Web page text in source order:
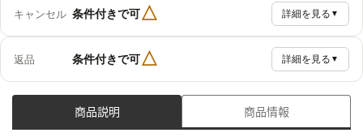
キャンセル 条件付きで可△ 詳細を見る ▼
返品 条件付きで可△ 詳細を見る ▼
商品説明 商品情報